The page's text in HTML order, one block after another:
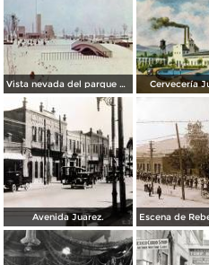
Vista nevada del parque El Chamizal Cervecería
Avenida Juarez.